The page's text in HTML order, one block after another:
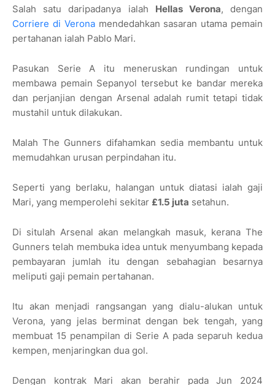
Salah satu daripadanya ialah Hellas Verona, dengan
Corriere di Veronamendedahkan sasaran utama pemain
pertahanan ialah Pablo Mari.
Pasukan Serie A itu meneruskan rundingan untuk
membawa pemain Sepanyol tersebut ke bandar mereka
dan perjanjian dengan Arsenal adalah rumit tetapi tidak
mustahil untuk dilakukan.
Malah The Gunners difahamkan sedia membantu untuk
memudahkan urusan perpindahan itu.
Seperti yang berlaku, halangan untuk diatasi ialah gaji
Mari, yang memperolehi sekitar £1.5 juta setahun.
Di situlah Arsenal akan melangkah masuk, kerana The
Gunners telah membuka idea untuk menyumbang kepada
pembayaran jumlah itu dengan sebahagian besarnya
meliputi gaji pemain pertahanan.
Itu akan menjadi rangsangan yang dialu-alukan untuk
Verona, yang jelas berminat dengan bek tengah, yang
membuat 15 penampilan di Serie A pada separuh kedua
kempen, menjaringkan dua gol.
Dengan kontrak Mari akan berahir pada Jun 2024